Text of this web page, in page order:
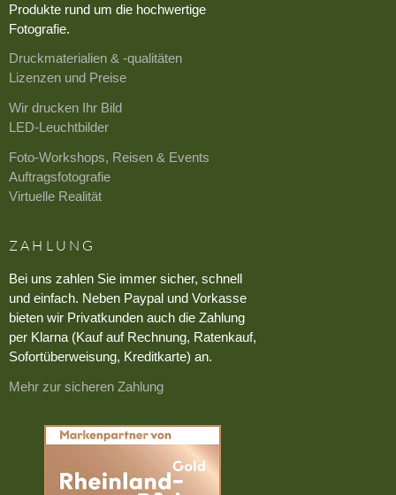
Produkte rund um die hochwertige
Fotografie.
Druckmaterialien & -qualitäten
Lizenzen und Preise
Wir drucken Ihr Bild
LED-Leuchtbilder
Foto-Workshops, Reisen & Events
Auftragsfotografie
Virtuelle Realität
ZAHLUNG
Bei uns zahlen Sie immer sicher, schnell
und einfach. Neben Paypal und Vorkasse
bieten wir Privatkunden auch die Zahlung
per Klarna (Kauf auf Rechnung, Ratenkauf,
Sofortüberweisung, Kreditkarte) an.
Mehr zur sicheren Zahlung